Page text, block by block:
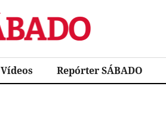
Vídeos Repórter SÁBADO